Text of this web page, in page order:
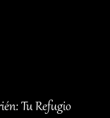
Tu Refugio